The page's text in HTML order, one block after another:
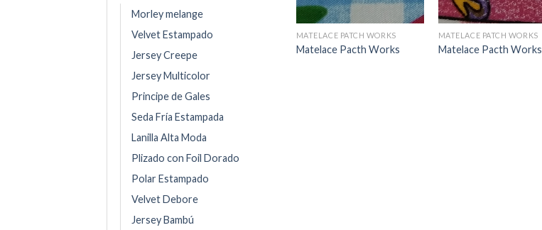
Morley melange
Velvet Estampado
Jersey Creepe
Jersey Multicolor
Principe de Gales
Seda Fría Estampada
Lanilla Alta Moda
Plizado con Foil Dorado
Polar Estampado
Velvet Debore
Jersey Bambú
MATELACE PATCH WORKS
Matelace Pacth Works
MATELACE PATCH WORKS
Matelace Pacth Works